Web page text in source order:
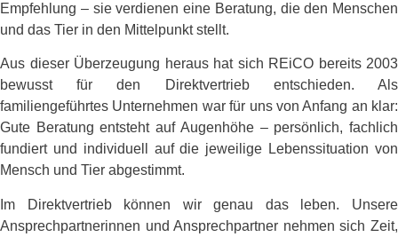
Empfehlung – sie verdienen eine Beratung, die den Menschen
und das Tier in den Mittelpunkt stellt.
Aus dieser Überzeugung heraus hat sich REiCO bereits 2003
bewusst für den Direktvertrieb entschieden. Als
familiengeführtes Unternehmen war für uns von Anfang an klar:
Gute Beratung entsteht auf Augenhöhe – persönlich, fachlich
fundiert und individuell auf die jeweilige Lebenssituation von
Mensch und Tier abgestimmt.
Im Direktvertrieb können wir genau das leben. Unsere
Ansprechpartnerinnen und Ansprechpartner nehmen sich Zeit,